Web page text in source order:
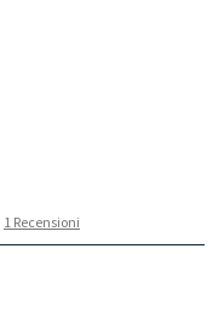
1 Recensioni